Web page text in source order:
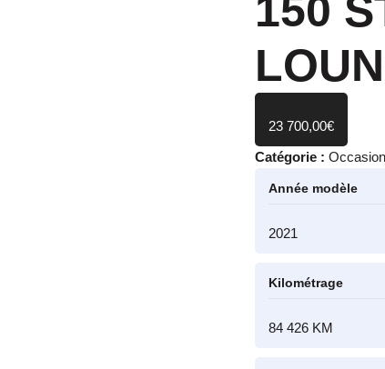
150
23 700,00€
Catégorie : Occasion
Année modèle
2021
Kilométrage
84 426 KM